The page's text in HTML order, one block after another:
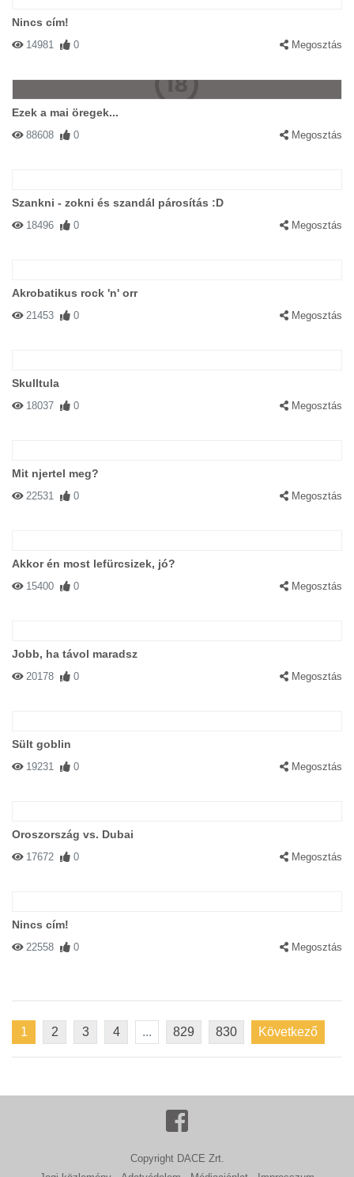
Nincs cím!
14981 0 Megosztás
Ezek a mai öregek...
88608 0 Megosztás
Szankni - zokni és szandál párosítás :D
18496 0 Megosztás
Akrobatikus rock 'n' orr
21453 0 Megosztás
Skulltula
18037 0 Megosztás
Mit njertel meg?
22531 0 Megosztás
Akkor én most lefürcsizek, jó?
15400 0 Megosztás
Jobb, ha távol maradsz
20178 0 Megosztás
Sült goblin
19231 0 Megosztás
Oroszország vs. Dubai
17672 0 Megosztás
Nincs cím!
22558 0 Megosztás
1 2 3 4 ... 829 830 Következő
Copyright DACE Zrt.